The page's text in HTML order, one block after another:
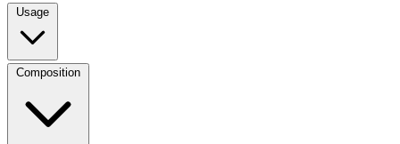
Usage
Composition